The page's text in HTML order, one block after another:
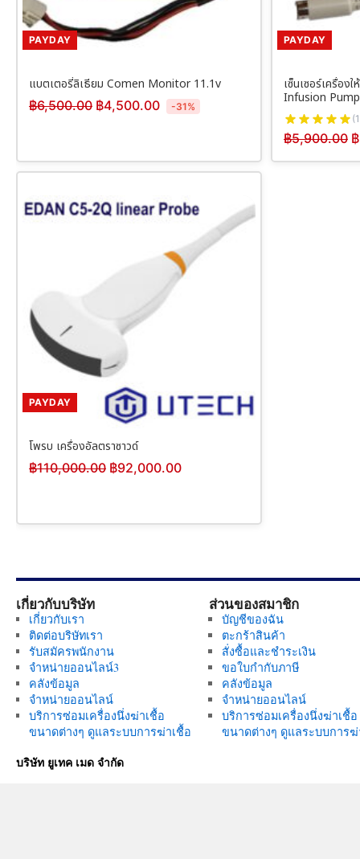
PAYDAY
แบตเตอรี่ลิเธียม Comen Monitor 11.1v
฿6,500.00 ฿4,500.00 -31%
PAYDAY
เซ็นเซอร์เครื่อง
Infusion Pump
฿5,900.00 ฿
PAYDAY
โพรบ เครื่องอัลตราซาวด์
฿110,000.00 ฿92,000.00
เกี่ยวกับบริษัท
เกี่ยวกับเรา
ติดต่อบริษัทเรา
รับสมัครพนักงาน
จำหน่ายออนไลน์3
คลังข้อมูล
จำหน่ายออนไลน์
บริการซ่อมเครื่องนึ่งฆ่าเชื้อ
ขนาดต่างๆ ดูแลระบบการฆ่าเชื้อ
ส่วนของสมาชิก
บัญชีของฉัน
ตะกร้าสินค้า
สั่งซื้อและชำระเงิน
ขอใบกำกับภาษี
คลังข้อมูล
จำหน่ายออนไลน์
บริการซ่อมเครื่องนึ่งฆ่าเชื้อ
ขนาดต่างๆ ดูแลระบบการฆ่
บริษัท ยูเทค เมด จำกัด